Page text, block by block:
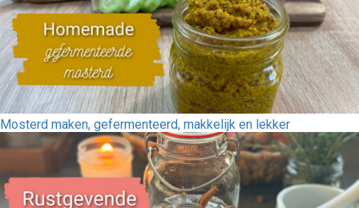
Mosterd maken, gefermenteerd, makkelijk en lekker